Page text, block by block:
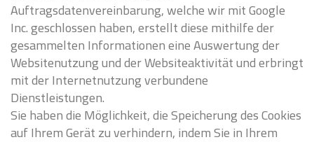
Auftragsdatenvereinbarung, welche wir mit Google
Inc. geschlossen haben, erstellt diese mithilfe der
gesammelten Informationen eine Auswertung der
Websitenutzung und der Websiteaktivität und erbringt
mit der Internetnutzung verbundene
Dienstleistungen.
Sie haben die Möglichkeit, die Speicherung des Cookies
auf Ihrem Gerät zu verhindern, indem Sie in Ihrem